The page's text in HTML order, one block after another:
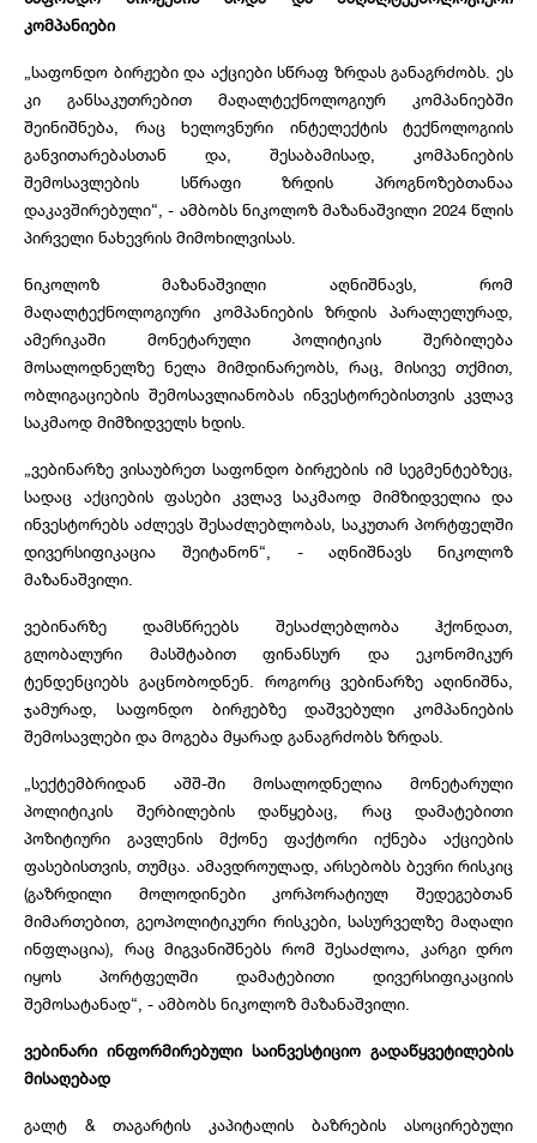
კომპანიები
„საფონდო ბირჟები და აქციები სწრაფ ზრდას განაგრძობს. ეს
კი განსაკუთრებით მაღალტექნოლოგიურ კომპანიებში
შეინიშნება, რაც ხელოვნური ინტელექტის ტექნოლოგიის
განვითარებასთან და, შესაბამისად, კომპანიების
შემოსავლების სწრაფი ზრდის პროგნოზებთანაა
დაკავშირებული“, - ამბობს ნიკოლოზ მაზანაშვილი 2024 წლის
პირველი ნახევრის მიმოხილვისას.
ნიკოლოზ მაზანაშვილი აღნიშნავს, რომ
მაღალტექნოლოგიური კომპანიების ზრდის პარალელურად,
ამერიკაში მონეტარული პოლიტიკის შერბილება
მოსალოდნელზე ნელა მიმდინარეობს, რაც, მისივე თქმით,
ობლიგაციების შემოსავლიანობას ინვესტორებისთვის კვლავ
საკმაოდ მიმზიდველს ხდის.
„ვებინარზე ვისაუბრეთ საფონდო ბირჟების იმ სეგმენტებზეც,
სადაც აქციების ფასები კვლავ საკმაოდ მიმზიდველია და
ინვესტორებს აძლევს შესაძლებლობას, საკუთარ პორტფელში
დივერსიფიკაცია შეიტანონ“, - აღნიშნავს ნიკოლოზ
მაზანაშვილი.
ვებინარზე დამსწრეებს შესაძლებლობა ჰქონდათ,
გლობალური მასშტაბით ფინანსურ და ეკონომიკურ
ტენდენციებს გაცნობოდნენ. როგორც ვებინარზე აღინიშნა,
ჯამურად, საფონდო ბირჟებზე დაშვებული კომპანიების
შემოსავლები და მოგება მყარად განაგრძობს ზრდას.
„სექტემბრიდან აშშ-ში მოსალოდნელია მონეტარული
პოლიტიკის შერბილების დაწყებაც, რაც დამატებითი
პოზიტიური გავლენის მქონე ფაქტორი იქნება აქციების
ფასებისთვის, თუმცა. ამავდროულად, არსებობს ბევრი რისკიც
(გაზრდილი მოლოდინები კორპორატიულ შედეგებთან
მიმართებით, გეოპოლიტიკური რისკები, სასურველზე მაღალი
ინფლაცია), რაც მიგვანიშნებს რომ შესაძლოა, კარგი დრო
იყოს პორტფელში დამატებითი დივერსიფიკაციის
შემოსატანად“, - ამბობს ნიკოლოზ მაზანაშვილი.
ვებინარი ინფორმირებული საინვესტიციო გადაწყვეტილების
მისაღებად
გალტ & თაგარტის კაპიტალის ბაზრების ასოცირებული